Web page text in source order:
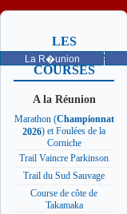
La R�union
LES
PROCHAINES
COURSES
A la Réunion
Marathon (Championnat
2026) et Foulées de la
Corniche
Trail Vaincre Parkinson
Trail du Sud Sauvage
Course de côte de
Takamaka